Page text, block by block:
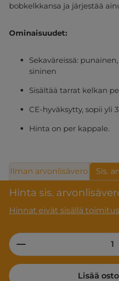
bobkelkkansa ja järjestää
Ominaisuudet:
Sekaväreissä:
sininen
Sisältää tarrat kelkan
CE-hyväksytty, sopii yli
Hinta on per kappale.
Hinta sis.
Hinnat eivät sisällä
Ilman arvonlisävero Sis.
Product Quantity:
Lisää